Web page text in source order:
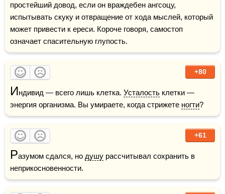
простейший довод, если он враждебен ангсоцу,
испытывать скуку и отвращение от хода мыслей, который
может привести к ереси. Короче говоря, самостоп
означает спасительную глупость.
+80
Индивид — всего лишь клетка. Усталость клетки —
энергия организма. Вы умираете, когда стрижете ногти?
+61
Разумом сдался, но душу рассчитывал сохранить в
неприкосновенности.